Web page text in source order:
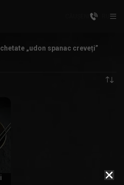
„udon spanac creveți”